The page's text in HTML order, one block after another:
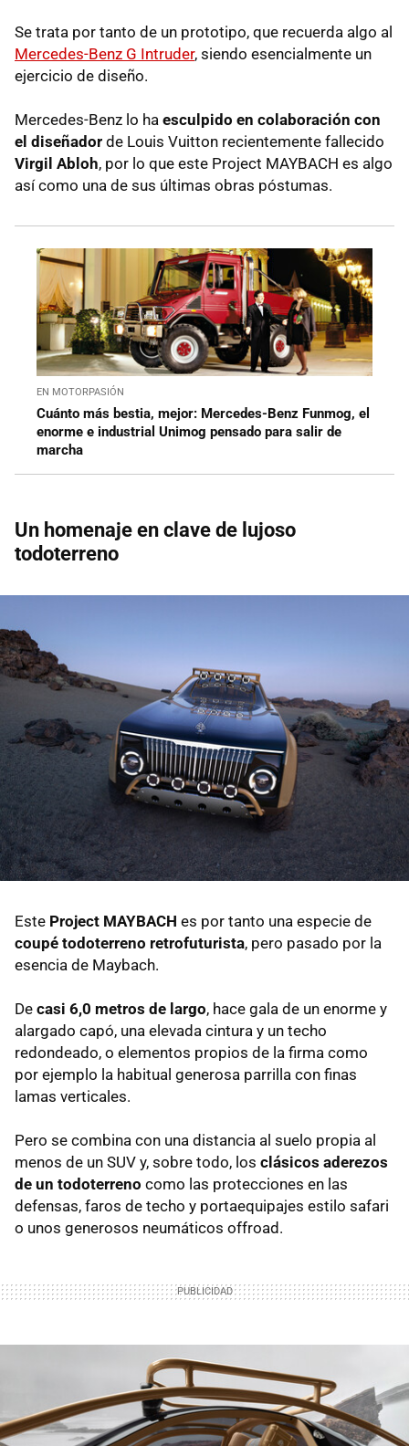
Se trata por tanto de un prototipo, que recuerda algo al
Mercedes-Benz G Intruder, siendo esencialmente un
ejercicio de diseño.
Mercedes-Benz lo ha esculpido en colaboración con
el diseñador de Louis Vuitton recientemente fallecido
Virgil Abloh, por lo que este Project MAYBACH es algo
así como una de sus últimas obras póstumas.
EN MOTORPASIÓN
Cuánto más bestia, mejor: Mercedes-Benz Funmog, el
enorme e industrial Unimog pensado para salir de
marcha
Un homenaje en clave de lujoso
todoterreno
Este Project MAYBACH es por tanto una especie de
coupé todoterreno retrofuturista, pero pasado por la
esencia de Maybach.
De casi 6,0 metros de largo, hace gala de un enorme y
alargado capó, una elevada cintura y un techo
redondeado, o elementos propios de la firma como
por ejemplo la habitual generosa parrilla con finas
lamas verticales.
Pero se combina con una distancia al suelo propia al
menos de un SUV y, sobre todo, los clásicos aderezos
de un todoterreno como las protecciones en las
defensas, faros de techo y portaequipajes estilo safari
o unos generosos neumáticos offroad.